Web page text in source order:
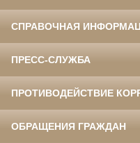
СПРАВОЧНАЯ
ПРЕСС-СЛУЖБА
ПРОТИВОДЕЙСТВИЕ
ОБРАЩЕНИЯ ГРАЖДАН